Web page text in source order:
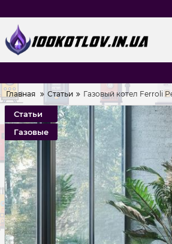
Главная Статьи Газовый котел Ferroli
Статьи
Газовые